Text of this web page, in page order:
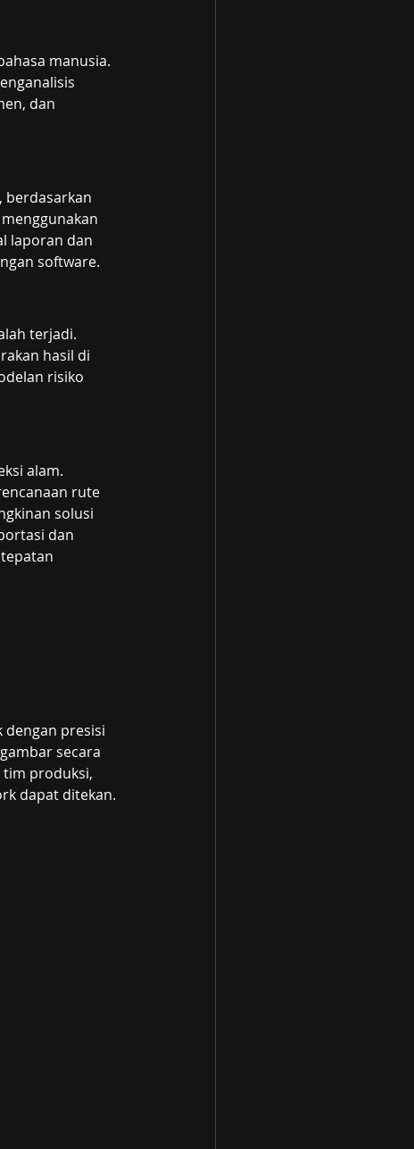
manusia.
dan
berdasarkan
laporan dan
software.
terjadi.
hasil di
risiko
alam.
rute
solusi
dan
presisi
secara
tim produksi,
dapat ditekan.